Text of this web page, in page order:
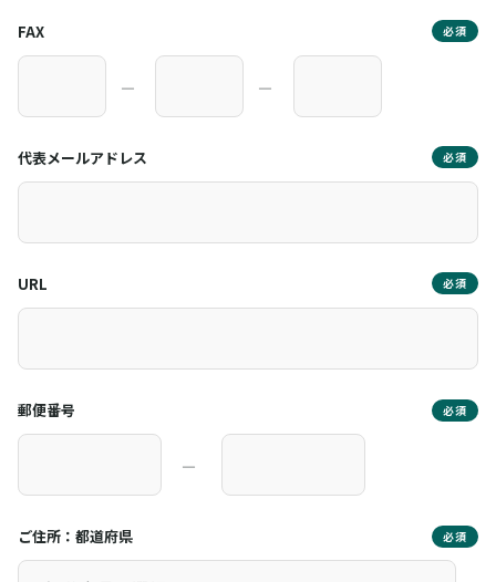
FAX 必須
― ―
代表メールアドレス 必須
URL 必須
郵便番号 必須
―
ご住所：都道府県 必須